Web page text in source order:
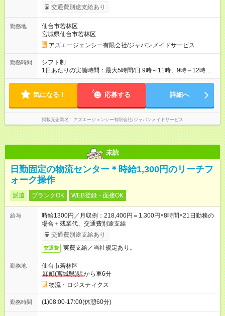
期間なし
交通費別途支給あり
勤務地
仙台市若林区
宮城県仙台市若林区
アズエージェンシー有限会社/ジャパンメイドサービス
勤務時間
シフト制
1日あたりの実働時間：最大5時間/日 9時～11時、9時～12時、
10時～13時、12時～15時、12時～14時、13時～16時 など
気になる！ 応募する 詳細へ
掲載元企業名 アズエージェンシー有限会社/ジャパンメイドサービス
未読
日勤固定の物流センター＊時給1,300円のリーチフ
ォーク操作
派遣 ブランクOK WEB登録・面接OK
給与
時給1300円／月収例：218,400円＝1,300円×8時間×21日勤務の
場合＋残業代、交通費別途支給
交通費別途支給あり
交通費 実費支給／当社規定あり。
勤務地
仙台市若林区
卸町(宮城県)駅から車6分
物流・ロジスティクス
勤務時間 (1)08:00-17:00(休憩60分)